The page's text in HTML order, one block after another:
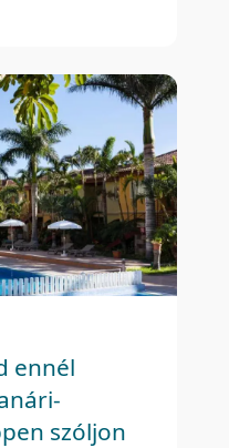
ennél
szóljon